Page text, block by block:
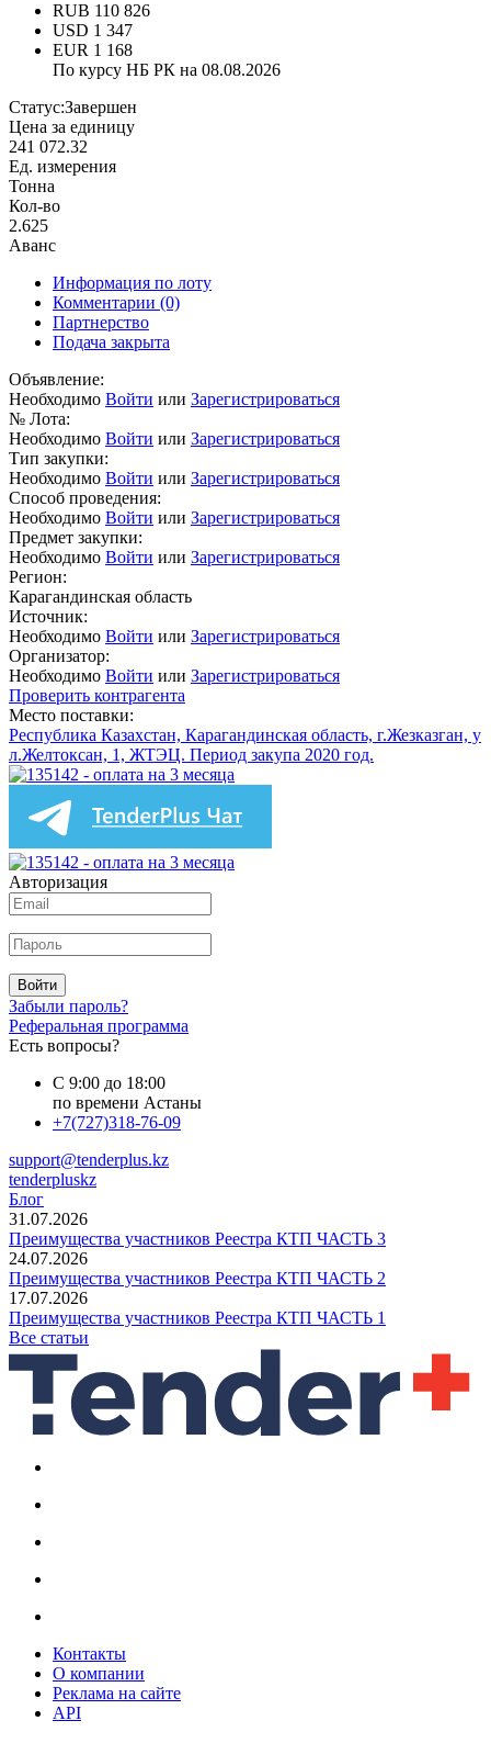
RUB 110 826
USD 1 347
EUR 1 168
По курсу НБ РК на 08.08.2026
Статус:Завершен
Цена за единицу
241 072.32
Ед. измерения
Тонна
Кол-во
2.625
Аванс
Информация по лоту
Комментарии (0)
Партнерство
Подача закрыта
Объявление:
Необходимо Войти или Зарегистрироваться
№ Лота:
Необходимо Войти или Зарегистрироваться
Тип закупки:
Необходимо Войти или Зарегистрироваться
Способ проведения:
Необходимо Войти или Зарегистрироваться
Предмет закупки:
Необходимо Войти или Зарегистрироваться
Регион:
Карагандинская область
Источник:
Необходимо Войти или Зарегистрироваться
Организатор:
Необходимо Войти или Зарегистрироваться
Проверить контрагента
Место поставки:
Республика Казахстан, Карагандинская область, г.Жезказган, у
л.Желтоксан, 1, ЖТЭЦ. Период закупа 2020 год.
Авторизация
Войти
Забыли пароль?
Реферальная программа
Есть вопросы?
С 9:00 до 18:00
по времени Астаны
+7(727)318-76-09
support@tenderplus.kz
tenderpluskz
Блог
31.07.2026
Преимущества участников Реестра КТП ЧАСТЬ 3
24.07.2026
Преимущества участников Реестра КТП ЧАСТЬ 2
17.07.2026
Преимущества участников Реестра КТП ЧАСТЬ 1
Все статьи
Контакты
О компании
Реклама на сайте
API